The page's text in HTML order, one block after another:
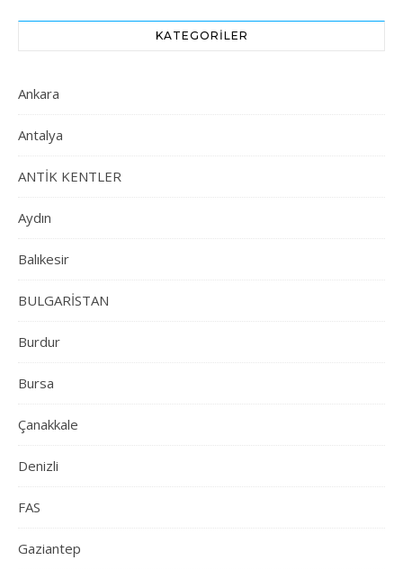
KATEGORILER
Ankara
Antalya
ANTİK KENTLER
Aydın
Balıkesir
BULGARİSTAN
Burdur
Bursa
Çanakkale
Denizli
FAS
Gaziantep